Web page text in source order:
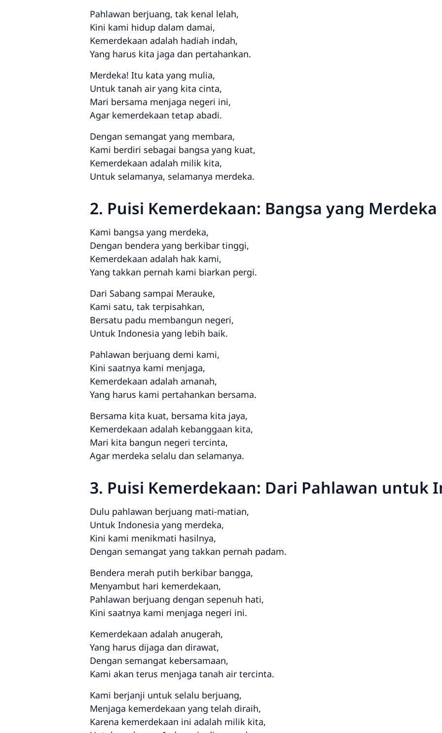
Pahlawan berjuang, tak kenal lelah,
Kini kami hidup dalam damai,
Kemerdekaan adalah hadiah indah,
Yang harus kita jaga dan pertahankan.
Merdeka! Itu kata yang mulia,
Untuk tanah air yang kita cinta,
Mari bersama menjaga negeri ini,
Agar kemerdekaan tetap abadi.
Dengan semangat yang membara,
Kami berdiri sebagai bangsa yang kuat,
Kemerdekaan adalah milik kita,
Untuk selamanya, selamanya merdeka.
2. Puisi Kemerdekaan: Bangsa yang Merdeka
Kami bangsa yang merdeka,
Dengan bendera yang berkibar tinggi,
Kemerdekaan adalah hak kami,
Yang takkan pernah kami biarkan pergi.
Dari Sabang sampai Merauke,
Kami satu, tak terpisahkan,
Bersatu padu membangun negeri,
Untuk Indonesia yang lebih baik.
Pahlawan berjuang demi kami,
Kini saatnya kami menjaga,
Kemerdekaan adalah amanah,
Yang harus kami pertahankan bersama.
Bersama kita kuat, bersama kita jaya,
Kemerdekaan adalah kebanggaan kita,
Mari kita bangun negeri tercinta,
Agar merdeka selalu dan selamanya.
3. Puisi Kemerdekaan: Dari Pahlawan untuk
Dulu pahlawan berjuang mati-matian,
Untuk Indonesia yang merdeka,
Kini kami menikmati hasilnya,
Dengan semangat yang takkan pernah padam.
Bendera merah putih berkibar bangga,
Menyambut hari kemerdekaan,
Pahlawan berjuang dengan sepenuh hati,
Kini saatnya kami menjaga negeri ini.
Kemerdekaan adalah anugerah,
Yang harus dijaga dan dirawat,
Dengan semangat kebersamaan,
Kami akan terus menjaga tanah air tercinta.
Kami berjanji untuk selalu berjuang,
Menjaga kemerdekaan yang telah diraih,
Karena kemerdekaan ini adalah milik kita,